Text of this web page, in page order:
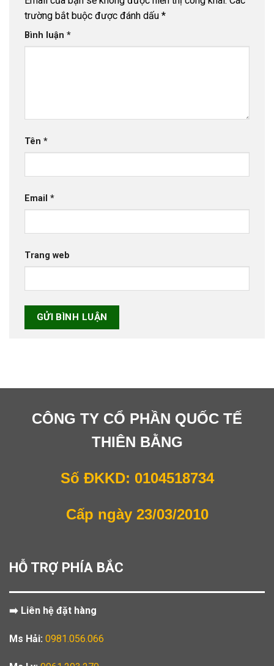
trường bắt buộc được đánh dấu *
Bình luận *
Tên *
Email *
Trang web
CÔNG TY CỔ PHẦN QUỐC TẾ
THIÊN BẰNG
Số ĐKKD: 0104518734
Cấp ngày 23/03/2010
HỖ TRỢ PHÍA BẮC
➡️ Liên hệ đặt hàng
Ms Hải: 0981.056.066